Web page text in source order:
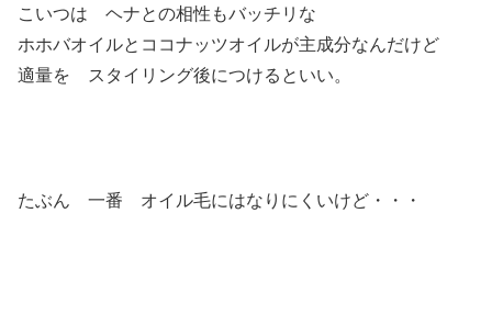
こいつは ヘナとの相性もバッチリな
ホホバオイルとココナッツオイルが主成分なんだけど
適量を スタイリング後につけるといい。
たぶん 一番 オイル毛にはなりにくいけど・・・